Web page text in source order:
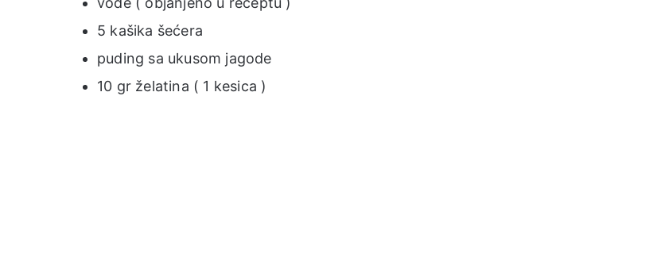
5 kašika šećera
puding sa ukusom jagode
10 gr želatina ( 1 kesica )